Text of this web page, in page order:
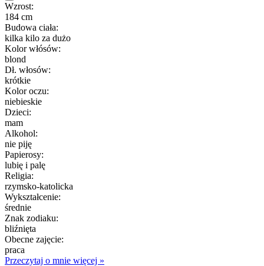
Wzrost:
184 cm
Budowa ciała:
kilka kilo za dużo
Kolor włósów:
blond
Dł. włosów:
krótkie
Kolor oczu:
niebieskie
Dzieci:
mam
Alkohol:
nie piję
Papierosy:
lubię i palę
Religia:
rzymsko-katolicka
Wykształcenie:
średnie
Znak zodiaku:
bliźnięta
Obecne zajęcie:
praca
Przeczytaj o mnie więcej »